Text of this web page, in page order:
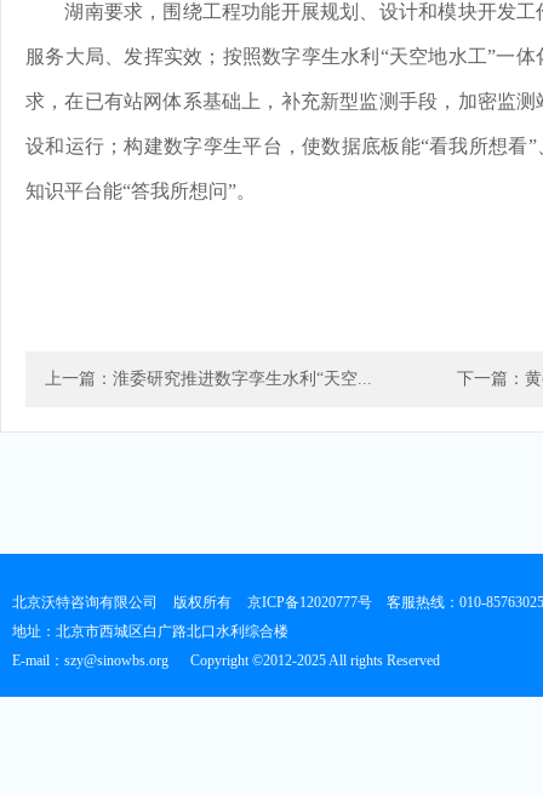
湖南要求，围绕工程功能开展规划、设计和模块开发工
服务大局、发挥实效；按照数字孪生水利“天空地水工”一
求，在已有站网体系基础上，补充新型监测手段，加密监
设和运行；构建数字孪生平台，使数据底板能“看我所想看
知识平台能“答我所想问”。
上一篇：淮委研究推进数字孪生水利“天空... 下一篇：
北京沃特咨询有限公司 版权所有 京ICP备12020777号 客服热线：010-85763025
地址：北京市西城区白广路北口水利综合楼
E-mail：szy@sinowbs.org
Copyright ©2012-2025 All rights Reserved